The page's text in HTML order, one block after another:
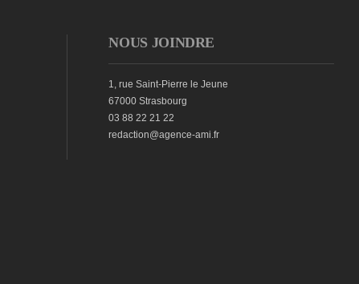
NOUS JOINDRE
1, rue Saint-Pierre le Jeune
67000 Strasbourg
03 88 22 21 22
redaction@agence-ami.fr